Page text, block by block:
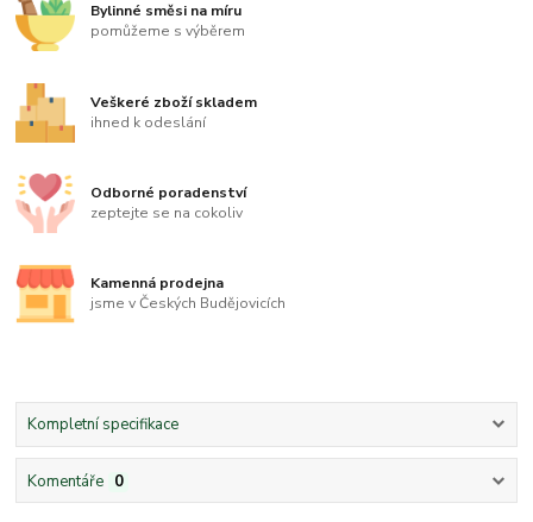
Bylinné směsi na míru
pomůžeme s výběrem
Veškeré zboží skladem
ihned k odeslání
Odborné poradenství
zeptejte se na cokoliv
Kamenná prodejna
jsme v Českých Budějovicích
Kompletní specifikace
Komentáře 0